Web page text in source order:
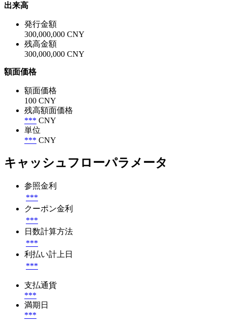
出来高
発行金額
300,000,000 CNY
残高金額
300,000,000 CNY
額面価格
額面価格
100 CNY
残高額面価格
*** CNY
単位
*** CNY
キャッシュフローパラメータ
参照金利
***
クーポン金利
***
日数計算方法
***
利払い計上日
***
支払通貨
***
満期日
***